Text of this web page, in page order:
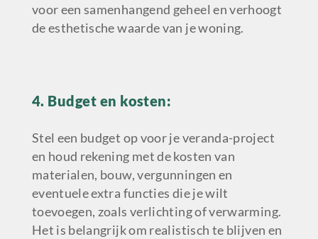
voor een samenhangend geheel en verhoogt
de esthetische waarde van je woning.
4. Budget en kosten:
Stel een budget op voor je veranda-project
en houd rekening met de kosten van
materialen, bouw, vergunningen en
eventuele extra functies die je wilt
toevoegen, zoals verlichting of verwarming.
Het is belangrijk om realistisch te blijven en